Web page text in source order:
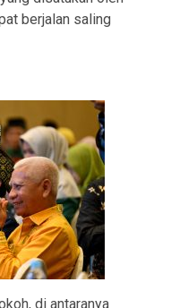
berjalan saling
di antaranya